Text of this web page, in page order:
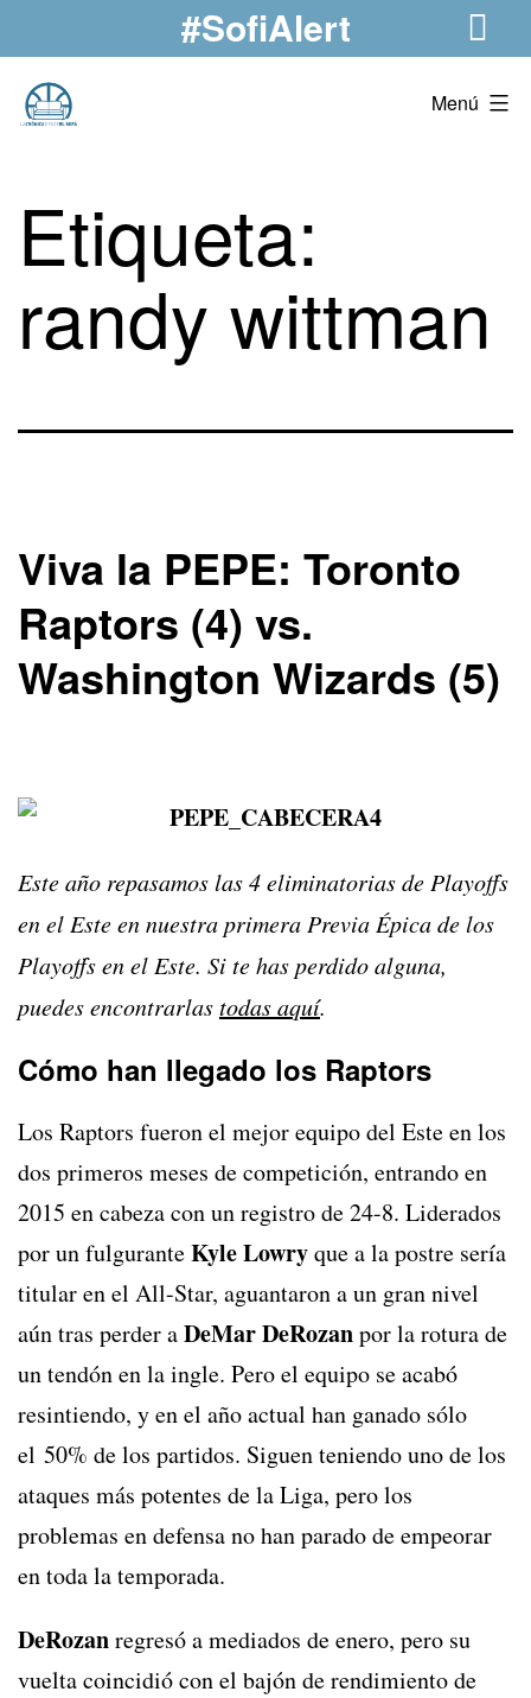
al
contenido
#SofiAlert
La
El
Sofá
Menú
Etiqueta:
randy wittman
Viva la PEPE: Toronto
Raptors (4) vs.
Washington Wizards (5)
Este año repasamos las 4 eliminatorias de Playoffs
en el Este en nuestra primera Previa Épica de los
Playoffs en el Este. Si te has perdido alguna,
puedes encontrarlastodas aquí.
Cómo han llegado los Raptors
Los Raptors fueron el mejor equipo del Este en los
dos primeros meses de competición, entrando en
2015 en cabeza con un registro de 24-8. Liderados
por un fulguranteKyle Lowryque a la postre sería
titular en el All-Star, aguantaron a un gran nivel
aún tras perder aDeMar DeRozanpor la rotura de
un tendón en la ingle. Pero el equipo se acabó
resintiendo, y en el año actual han ganado sólo
el 50% de los partidos. Siguen teniendo uno de los
ataques más potentes de la Liga, pero los
problemas en defensa no han parado de empeorar
en toda la temporada.
DeRozanregresó a mediados de enero, pero su
vuelta coincidió con el bajón de rendimiento de